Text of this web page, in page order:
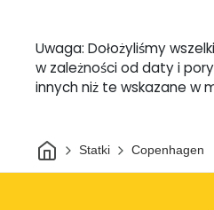
Uwaga: Dołożyliśmy
w zależności od daty i
innych niż te wskazane w
DomStatki Copenhagen